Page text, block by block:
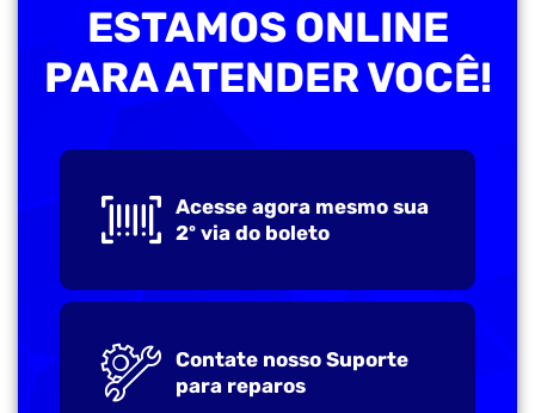
ESTAMOS ONLINE
PARA ATENDER VOCÊ!
Acesse agora mesmo sua
2º via do boleto
Contate nosso Suporte
para reparos